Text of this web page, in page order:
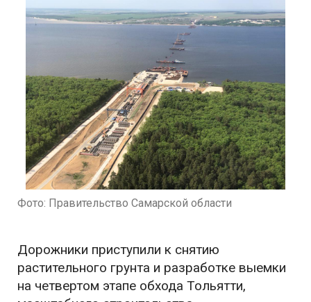
Фото: Правительство Самарской области
Дорожники приступили к снятию
растительного грунта и разработке выемки
на четвертом этапе обхода Тольятти,